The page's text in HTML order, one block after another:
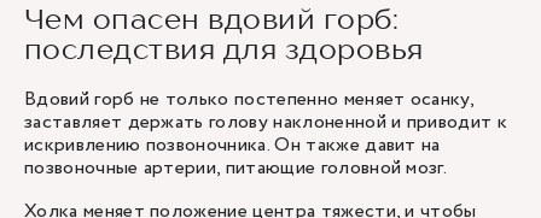
Чем опасен вдовий горб:
последствия для здоровья
Вдовий горб не только постепенно меняет осанку,
заставляет держать голову наклоненной и приводит к
искривлению позвоночника. Он также давит на
позвоночные артерии, питающие головной мозг.
Холка меняет положение центра тяжести, и чтобы